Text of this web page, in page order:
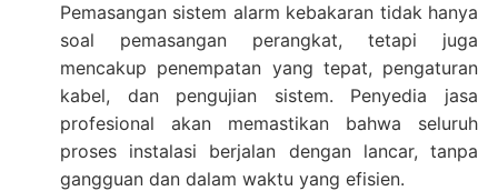
Pemasangan sistem alarm kebakaran tidak hanya
soal pemasangan perangkat, tetapi juga
mencakup penempatan yang tepat, pengaturan
kabel, dan pengujian sistem. Penyedia jasa
profesional akan memastikan bahwa seluruh
proses instalasi berjalan dengan lancar, tanpa
gangguan dan dalam waktu yang efisien.